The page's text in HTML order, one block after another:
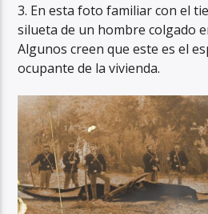
3. En esta foto familiar con el
silueta de un hombre colgado
Algunos creen que este es el
ocupante de la vivienda.